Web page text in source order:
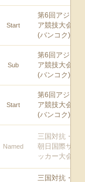
Start
第6回アジ
ア競技大会
(バンコク)
Sub
第6回アジ
ア競技大会
(バンコク)
Start
第6回アジ
ア競技大会
(バンコク)
Named
三国対抗・
朝日国際サ
ッカー大会
三国対抗・